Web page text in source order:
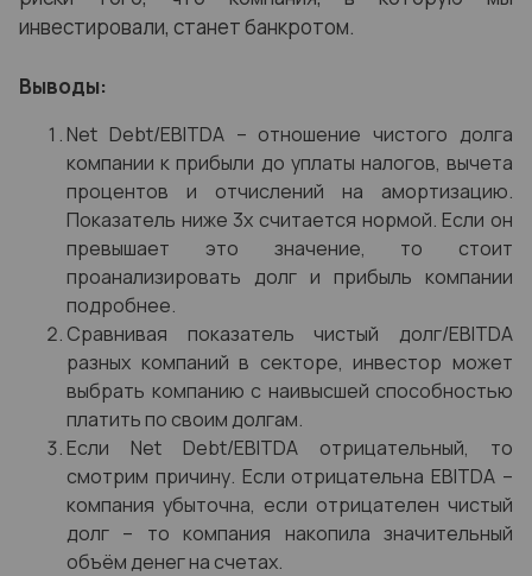
инвестировали, станет банкротом.
Выводы:
Net Debt/EBITDA – отношение чистого долга
компании к прибыли до уплаты налогов, вычета
процентов и отчислений на амортизацию.
Показатель ниже 3x считается нормой. Если он
превышает это значение, то стоит
проанализировать долг и прибыль компании
подробнее.
Сравнивая показатель чистый долг/EBITDA
разных компаний в секторе, инвестор может
выбрать компанию с наивысшей способностью
платить по своим долгам.
Если Net Debt/EBITDA отрицательный, то
смотрим причину. Если отрицательна EBITDA –
компания убыточна, если отрицателен чистый
долг – то компания накопила значительный
объём денег на счетах.